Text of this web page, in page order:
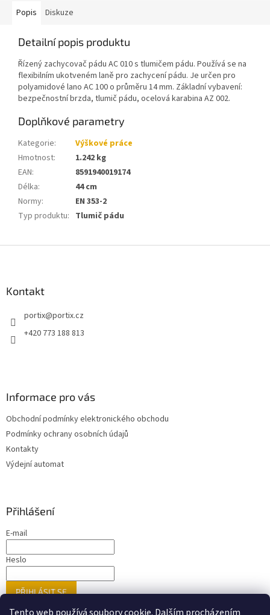
Popis Diskuze
Detailní popis produktu
Řízený zachycovač pádu AC 010 s tlumičem pádu. Používá se na
flexibilním ukotveném laně pro zachycení pádu. Je určen pro
polyamidové lano AC 100 o průměru 14 mm. Základní vybavení:
bezpečnostní brzda, tlumič pádu, ocelová karabina AZ 002.
Doplňkové parametry
Kategorie:
Výškové práce
Hmotnost:
1.242 kg
EAN:
8591940019174
Délka:
44 cm
Normy:
EN 353-2
Typ produktu: Tlumič pádu
Kontakt
portix@portix.cz
+420 773 188 813
Informace pro vás
Obchodní podmínky elektronického obchodu
Podmínky ochrany osobních údajů
Kontakty
Výdejní automat
Přihlášení
E-mail
Heslo
PŘIHLÁSIT SE
Nová registraceZapomenuté heslo